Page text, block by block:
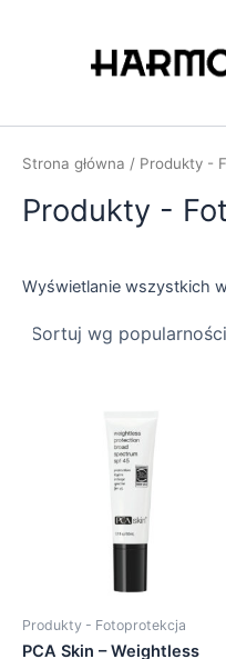
Strona główna / Produkty -
Produkty -
Wyświetlanie wszystkich
Produkty - Fotoprotekcja
PCA Skin – Weightless